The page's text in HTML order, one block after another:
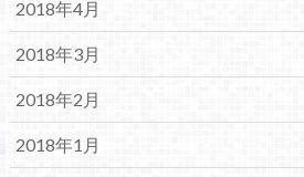
2018年4月
2018年3月
2018年2月
2018年1月